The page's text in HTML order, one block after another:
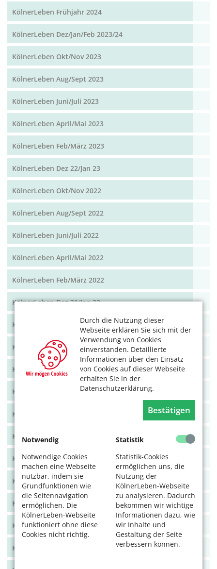
Durch die Nutzung dieser
Webseite erklären Sie sich mit der
Verwendung von Cookies
einverstanden. Detaillierte
Informationen über den Einsatz
von Cookies auf dieser Webseite
erhalten Sie in der
Datenschutzerklärung.
Bestätigen
Notwendig
Notwendige Cookies
machen eine Webseite
nutzbar, indem sie
Grundfunktionen wie
die Seitennavigation
ermöglichen. Die
KölnerLeben-Webseite
funktioniert ohne diese
Cookies nicht richtig.
Statistik
Statistik-Cookies
ermöglichen uns, die
Nutzung der
KölnerLeben-Webseite
zu analysieren. Dadurch
bekommen wir wichtige
Informationen dazu, wie
wir Inhalte und
Gestaltung der Seite
verbessern können.
KölnerLeben Frühjahr 2024
KölnerLeben Dez/Jan/Feb 2023/24
KölnerLeben Okt/Nov 2023
KölnerLeben Aug/Sept 2023
KölnerLeben Juni/Juli 2023
KölnerLeben April/Mai 2023
KölnerLeben Feb/März 2023
KölnerLeben Dez 22/Jan 23
KölnerLeben Okt/Nov 2022
KölnerLeben Aug/Sept 2022
KölnerLeben Juni/Juli 2022
KölnerLeben April/Mai 2022
KölnerLeben Feb/März 2022
KölnerLeben Dez 21/Jan 22
KölnerLeben Okt/Nov 2021
KölnerLeben Aug/Sept 2021
KölnerLeben Juni/Juli 2021
KölnerLeben April/Mai 2021
KölnerLeben Feb/März 2021
KölnerLeben Dez 20/Jan 21
KölnerLeben Okt/Nov 2020
KölnerLeben Aug/Sept 2020
KölnerLeben Juni/Juli 2020
KölnerLeben April/Mai 2020
KölnerLeben Feb/März 2020